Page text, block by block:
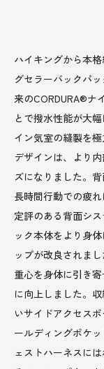
ハイキングから本
グセラーバックパ
来のCORDURA®ナ
とで撥水性能が大
イン気室の縫製を
デザインは、より
ズになりました。
長時間行動での疲
定評のある背面シ
ック本体をより身
ップが改良されま
重心を身体に引き
に向上しました。
いサイドアクセス
ールディングポケ
ェストハーネスに